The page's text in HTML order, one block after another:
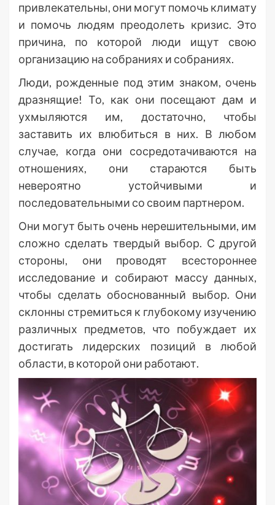
привлекательны, они могут помочь климату
и помочь людям преодолеть кризис. Это
причина, по которой люди ищут свою
организацию на собраниях и собраниях.
Люди, рожденные под этим знаком, очень
дразнящие! То, как они посещают дам и
ухмыляются им, достаточно, чтобы
заставить их влюбиться в них. В любом
случае, когда они сосредотачиваются на
отношениях, они стараются быть
невероятно устойчивыми и
последовательными со своим партнером.
Они могут быть очень нерешительными, им
сложно сделать твердый выбор. С другой
стороны, они проводят всестороннее
исследование и собирают массу данных,
чтобы сделать обоснованный выбор. Они
склонны стремиться к глубокому изучению
различных предметов, что побуждает их
достигать лидерских позиций в любой
области, в которой они работают.